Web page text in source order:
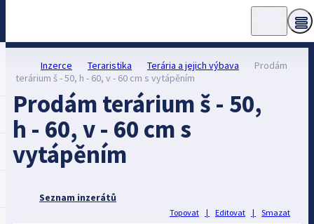
Inzerce Teraristika Terária a jejich výbava
Prodám
terárium š - 50, h - 60, v - 60 cm s vytápěním
Prodám terárium š - 50,
h - 60, v - 60 cm s
vytápěním
Seznam inzerátů
Topovat | Editovat | Smazat